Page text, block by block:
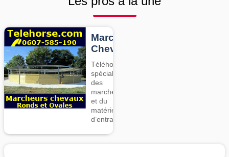
Marcheurs
Chevaux
Téléhorse,
spécialiste
des
marcheurs
et du
matériel
d’entrainement